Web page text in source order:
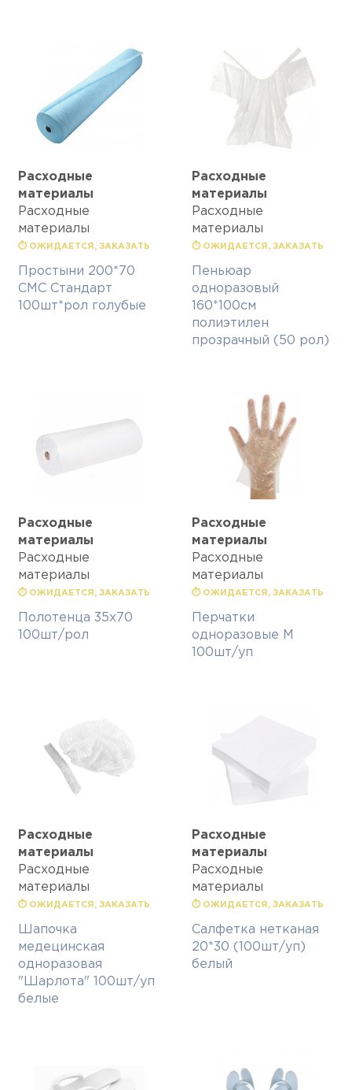
Расходные
материалы
Расходные
материалы
⏱ ОЖИДАЕТСЯ, ЗАКАЗАТЬ
Простыни 200*70
СМС Стандарт
100шт*рол голубые
Расходные
материалы
Расходные
материалы
⏱ ОЖИДАЕТСЯ, ЗАКАЗАТЬ
Пеньюар
одноразовый
160*100см
полиэтилен
прозрачный (50 рол)
Расходные
материалы
Расходные
материалы
⏱ ОЖИДАЕТСЯ, ЗАКАЗАТЬ
Полотенца 35х70
100шт/рол
Расходные
материалы
Расходные
материалы
⏱ ОЖИДАЕТСЯ, ЗАКАЗАТЬ
Перчатки
одноразовые М
100шт/уп
Расходные
материалы
Расходные
материалы
⏱ ОЖИДАЕТСЯ, ЗАКАЗАТЬ
Шапочка
медецинская
одноразовая
"Шарлота" 100шт/уп
белые
Расходные
материалы
Расходные
материалы
⏱ ОЖИДАЕТСЯ, ЗАКАЗАТЬ
Салфетка нетканая
20*30 (100шт/уп)
белый